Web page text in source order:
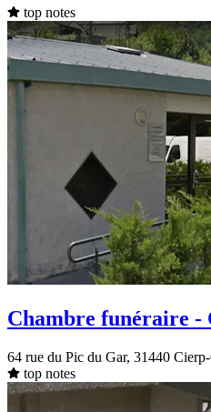
top notes
Chambre funéraire -
64 rue du Pic du Gar, 31440
top notes